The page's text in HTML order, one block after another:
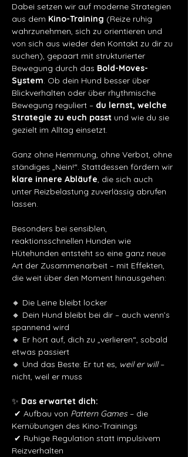
Dabei setzen wir auf moderne Strategien
aus dem Kino-Training (Reize ruhig
wahrzunehmen, sich zu orientieren und
von sich aus wieder den Kontakt zu dir zu
suchen), gepaart mit strukturierter
Bewegung durch das Bold-Moves-
System. Ob dein Hund besser über
Blickverhalten oder über rhythmische
Bewegung reguliert – du lernst, welche
Strategie zu euch passt und wie du sie
gezielt im Alltag einsetzt.
Ganz ohne Hemmung, ohne Verbot, ohne
ständiges „Nein!“. Stattdessen fördern wir
klare innere Abläufe, die sich auch
unter Reizbelastung zuverlässig abrufen
lassen.
Besonders bei sensiblen,
reaktionsschnellen Hunden wie
Hütehunden entsteht so eine ganz neue
Art der Zusammenarbeit – mit Effekten,
die weit über den Moment hinausgehen:
🔸 Die Leine bleibt locker
🔸 Dein Hund bleibt bei dir – auch wenn’s
spannend wird
🔸 Er hört auf, dich zu „verlieren“, sobald
etwas passiert
🔸 Und das Beste: Er tut es, weil er will –
nicht, weil er muss
✨ Das erwartet dich:
✔ Aufbau von Pattern Games – die
Kernübungen des Kino-Trainings
Reizverhalten